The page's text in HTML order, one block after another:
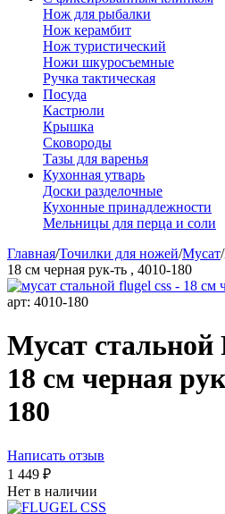
Нож для рыбалки
Нож керамбит
Нож туристический
Ножи шкуросъемные
Ручка тактическая
Посуда
Кастрюли
Крышка
Сковороды
Тазы для варенья
Кухонная утварь
Доски разделочные
Кухонные принадлежности
Мельницы для перца и соли
Главная/Точилки для ножей/Мусат/
18 см черная рук-ть , 4010-180
арт: 4010-180
Мусат стальной
18 см черная
180
Написать отзыв
1 449 ₽
Нет в наличии